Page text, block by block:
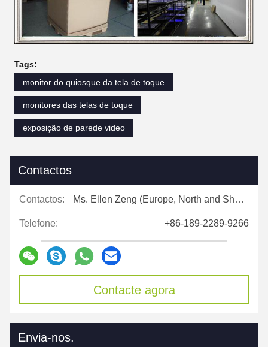
Tags:
monitor do quiosque da tela de toque
monitores das telas de toque
exposição de parede video
Contactos
Contactos: Ms. Ellen Zeng (Europe, North and Shouth America)
Telefone: +86-189-2289-9266
Contacte agora
Envia-nos.